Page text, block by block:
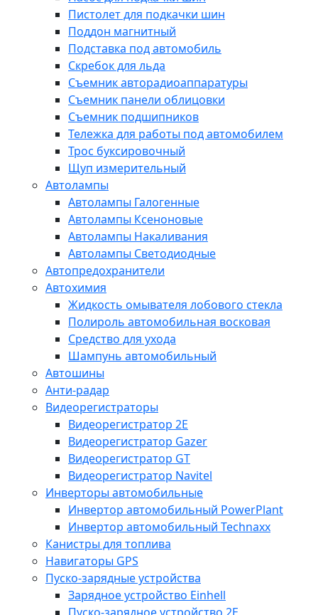
Пистолет для подкачки шин
Поддон магнитный
Подставка под автомобиль
Скребок для льда
Съемник авторадиоаппаратуры
Съемник панели облицовки
Съемник подшипников
Тележка для работы под автомобилем
Трос буксировочный
Щуп измерительный
Автолампы
Автолампы Галогенные
Автолампы Ксеноновые
Автолампы Накаливания
Автолампы Светодиодные
Автопредохранители
Автохимия
Жидкость омывателя лобового стекла
Полироль автомобильная восковая
Средство для ухода
Шампунь автомобильный
Автошины
Анти-радар
Видеорегистраторы
Видеорегистратор 2E
Видеорегистратор Gazer
Видеорегистратор GT
Видеорегистратор Navitel
Инверторы автомобильные
Инвертор автомобильный PowerPlant
Инвертор автомобильный Technaxx
Канистры для топлива
Навигаторы GPS
Пуско-зарядные устройства
Зарядное устройство Einhell